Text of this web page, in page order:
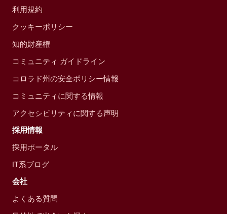
利用規約
クッキーポリシー
知的財産権
コミュニティ ガイドライン
コロラド州の安全ポリシー情報
コミュニティに関する情報
アクセシビリティに関する声明
採用情報
採用ポータル
IT系ブログ
会社
よくある質問